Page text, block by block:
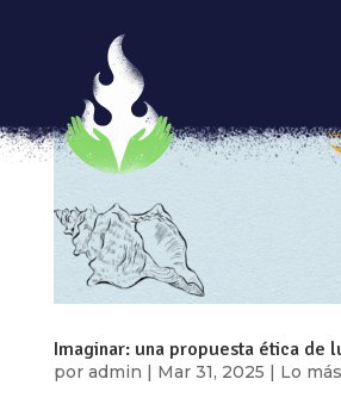
Imaginar: una propuesta ética de
por admin | Mar 31, 2025 | Lo